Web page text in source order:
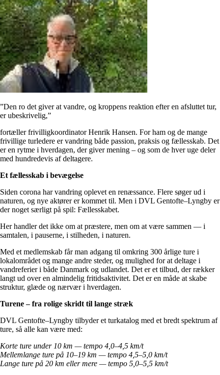
”Den ro det giver at vandre, og kroppens reaktion efter en afsluttet tur,
er ubeskrivelig,”
fortæller frivilligkoordinator Henrik Hansen. For ham og de mange
frivillige turledere er vandring både passion, praksis og fællesskab. Det
er en rytme i hverdagen, der giver mening – og som de hver uge deler
med hundredevis af deltagere.
Et fællesskab i bevægelse
Siden corona har vandring oplevet en renæssance. Flere søger ud i
naturen, og nye aktører er kommet til. Men i DVL Gentofte–Lyngby er
der noget særligt på spil: Fællesskabet.
Her handler det ikke om at præstere, men om at være sammen — i
samtalen, i pauserne, i stilheden, i naturen.
Med et medlemskab får man adgang til omkring 300 årlige ture i
lokalområdet og mange andre steder, og mulighed for at deltage i
vandreferier i både Danmark og udlandet. Det er et tilbud, der rækker
langt ud over en almindelig fritidsaktivitet. Det er en måde at skabe
struktur, glæde og nærvær i hverdagen.
Turene – fra rolige skridt til lange stræk
DVL Gentofte–Lyngby tilbyder et turkatalog med et bredt spektrum af
ture, så alle kan være med:
Korte ture under 10 km — tempo 4,0–4,5 km/t
Mellemlange ture på 10–19 km — tempo 4,5–5,0 km/t
Lange ture på 20 km eller mere — tempo 5,0–5,5 km/t